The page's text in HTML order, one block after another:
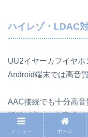
ハイレゾ・LDAC
UU2イヤーカフイヤ
Android端末では高音
AAC接続でも十分高
報量が増し、空気感
メニュー ホーム